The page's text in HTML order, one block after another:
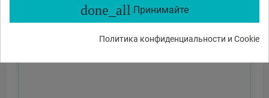
done_all Принимайте
Политика конфиденциальности и Cookie